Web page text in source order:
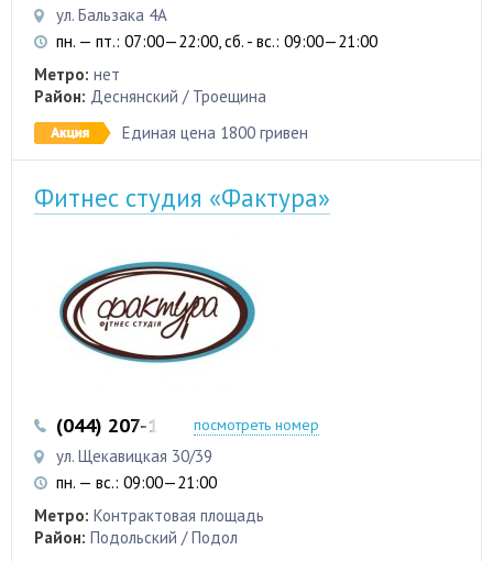
ул. Бальзака 4А
пн. — пт.: 07:00—22:00, сб. - вс.: 09:00—21:00
Метро: нет
Район: Деснянский / Троещина
Единая цена 1800 гривен
Фитнес студия «Фактура»
(044) 207-12-20 (093) 565-98-00
посмотреть номер
ул. Щекавицкая 30/39
пн. — вс.: 09:00—21:00
Метро: Контрактовая площадь
Район: Подольский / Подол